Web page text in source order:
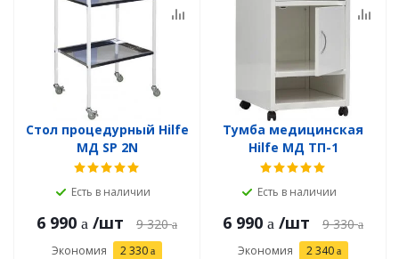
Стол процедурный Hilfe
МД SP 2N
Есть в наличии
6 990 /шт 9 320
Экономия 2 330
Тумба медицинская
Hilfe МД ТП-1
Есть в наличии
6 990 /шт 9 330
Экономия 2 340